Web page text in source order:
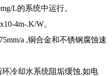
L的系统中运行。
4m-.K/W。
a ,铜合金和不锈钢腐蚀速
冷却水系统阻垢缓蚀,如电